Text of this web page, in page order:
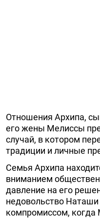
Отношения Архипа,
его жены Мелиссы
случай, в котором
традиции и личные
Семья Архипа
вниманием
давление на его
недовольство
компромиссом, когда